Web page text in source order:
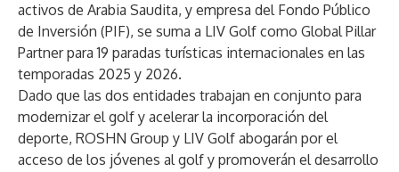
activos de Arabia Saudita, y empresa del Fondo Público
de Inversión (PIF), se suma a LIV Golf como Global Pillar
Partner para 19 paradas turísticas internacionales en las
temporadas 2025 y 2026.
Dado que las dos entidades trabajan en conjunto para
modernizar el golf y acelerar la incorporación del
deporte, ROSHN Group y LIV Golf abogarán por el
acceso de los jóvenes al golf y promoverán el desarrollo